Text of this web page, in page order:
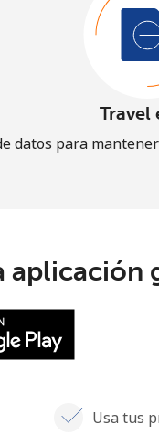
Travel
datos para
aplicación
Usa tus